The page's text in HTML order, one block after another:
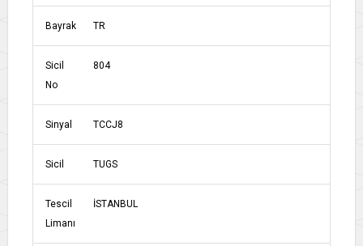
Bayrak TR
Sicil
No
804
Sinyal TCCJ8
Sicil TUGS
Tescil
Limanı
İSTANBUL